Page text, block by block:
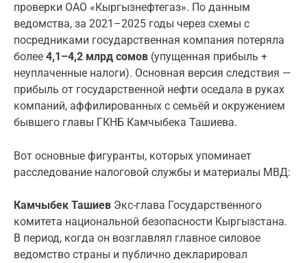
проверки ОАО «Кыргызнефтегаз». По данным
ведомства, за 2021–2025 годы через схемы с
посредниками государственная компания потеряла
более 4,1–4,2 млрд сомов (упущенная прибыль +
неуплаченные налоги). Основная версия следствия —
прибыль от государственной нефти оседала в руках
компаний, аффилированных с семьёй и окружением
бывшего главы ГКНБ Камчыбека Ташиева.
Вот основные фигуранты, которых упоминает
расследование налоговой службы и материалы МВД:
Камчыбек Ташиев Экс-глава Государственного
комитета национальной безопасности Кыргызстана.
В период, когда он возглавлял главное силовое
ведомство страны и публично декларировал